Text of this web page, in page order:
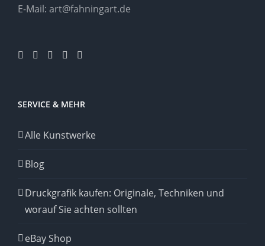
E-Mail: art@fahningart.de
SERVICE & MEHR
Alle Kunstwerke
Blog
Druckgrafik kaufen: Originale, Techniken und
worauf Sie achten sollten
eBay Shop